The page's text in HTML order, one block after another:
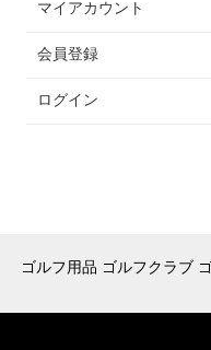
マイアカウント
会員登録
ログイン
ゴルフ用品 ゴルフクラブ